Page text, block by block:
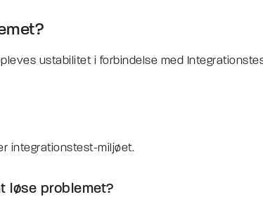
ustabilitet i forbindelse med
integrationstest-miljøet.
løse problemet?